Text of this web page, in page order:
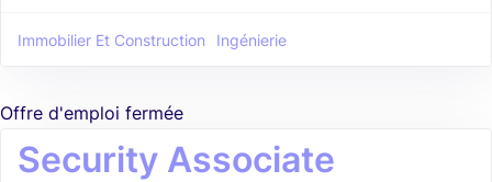
Immobilier Et Construction Ingénierie
Offre d'emploi fermée
Security Associate